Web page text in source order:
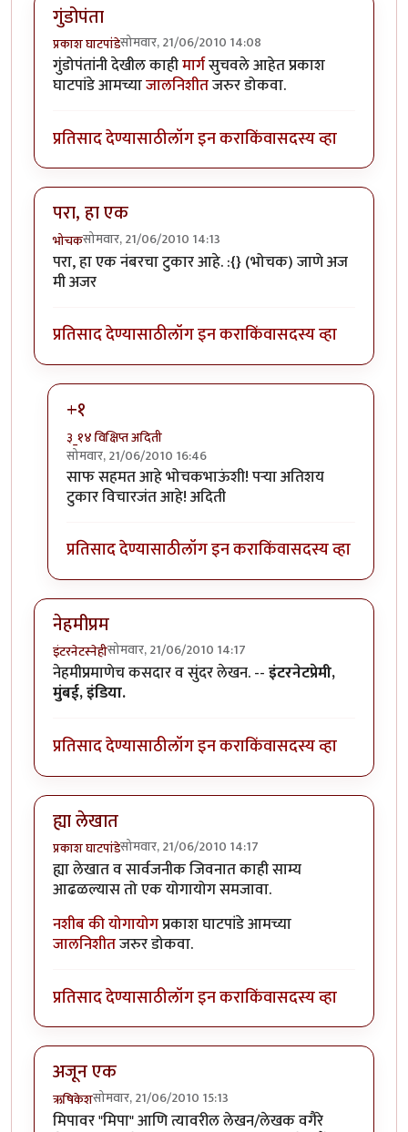
गुंडोपंता
प्रकाश घाटपांडेसोमवार, 21/06/2010 14:08
गुंडोपंतांनी देखील काहीमार्गसुचवले आहेत प्रकाश
घाटपांडे आमच्याजालनिशीतजरुर डोकवा.
प्रतिसाद देण्यासाठीलॉग इन कराकिंवासदस्य व्हा
परा, हा एक
भोचकसोमवार, 21/06/2010 14:13
परा, हा एक नंबरचा टुकार आहे. :{} (भोचक) जाणे अज
मी अजर
प्रतिसाद देण्यासाठीलॉग इन कराकिंवासदस्य व्हा
+१
३_१४ विक्षिप्त अदिती
सोमवार, 21/06/2010 16:46
In reply toपरा, हा एकbyभोचक
साफ सहमत आहे भोचकभाऊंशी! पर्‍या अतिशय
टुकार विचारजंत आहे! अदिती
प्रतिसाद देण्यासाठीलॉग इन कराकिंवासदस्य व्हा
नेहमीप्रम
इंटरनेटस्नेहीसोमवार, 21/06/2010 14:17
नेहमीप्रमाणेच कसदार व सुंदर लेखन. --इंटरनेटप्रेमी,
मुंबई, इंडिया.
प्रतिसाद देण्यासाठीलॉग इन कराकिंवासदस्य व्हा
ह्या लेखात
प्रकाश घाटपांडेसोमवार, 21/06/2010 14:17
ह्या लेखात व सार्वजनीक जिवनात काही साम्य
आढळल्यास तो एक योगायोग समजावा.
नशीब की योगायोगप्रकाश घाटपांडे आमच्या
जालनिशीतजरुर डोकवा.
प्रतिसाद देण्यासाठीलॉग इन कराकिंवासदस्य व्हा
अजून एक
ऋषिकेशसोमवार, 21/06/2010 15:13
मिपावर "मिपा" आणि त्यावरील लेखन/लेखक वगैरे